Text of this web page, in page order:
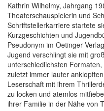
Kathrin Wilhelmy, Jahrgang
Theaterschauspielerin und
Schriftstellerkarriere startete
Kurzgeschichten und
Pseudonym im Oetinger
Jugend verschlingt sie mit
unterschiedlichsten
zuletzt immer lauter
Leserschaft mit ihrem
zu locken und atemlos
ihrer Familie in der Nähe von